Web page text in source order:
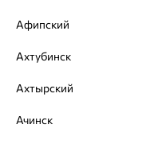
ул. Зегеля, 27/2
8 (800) 250-02-30
Афипский
Ахтубинск
Ахтырский
Ачинск